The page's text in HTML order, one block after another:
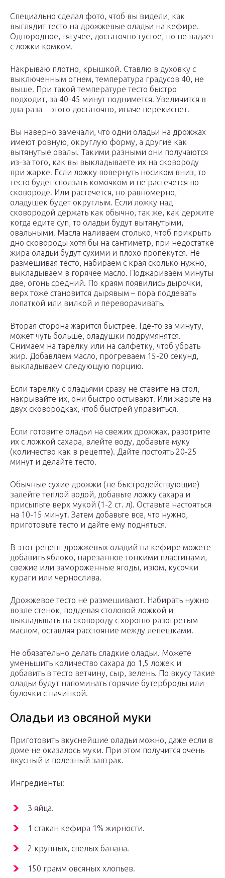
Специально сделал фото, чтоб вы видели, как
выглядит тесто на дрожжевые оладьи на кефире.
Однородное, тягучее, достаточно густое, но не падает
с ложки комком.
Накрываю плотно, крышкой. Ставлю в духовку с
выключенным огнем, температура градусов 40, не
выше. При такой температуре тесто быстро
подходит, за 40-45 минут поднимется. Увеличится в
два раза – этого достаточно, иначе перекиснет.
Вы наверно замечали, что одни оладьи на дрожжах
имеют ровную, округлую форму, а другие как
вытянутые овалы. Такими разными они получаются
из-за того, как вы выкладываете их на сковороду
при жарке. Если ложку повернуть носиком вниз, то
тесто будет сползать комочком и не растечется по
сковороде. Или растечется, но равномерно,
оладушек будет округлым. Если ложку над
сковородой держать как обычно, так же, как держите
когда едите суп, то оладьи будут вытянутыми,
овальными. Масла наливаем столько, чтоб прикрыть
дно сковороды хотя бы на сантиметр, при недостатке
жира оладьи будут сухими и плохо пропекутся. Не
размешивая тесто, набираем с края сколько нужно,
выкладываем в горячее масло. Поджариваем минуты
две, огонь средний. По краям появились дырочки,
верх тоже становится дырявым – пора поддевать
лопаткой или вилкой и переворачивать.
Вторая сторона жарится быстрее. Где-то за минуту,
может чуть больше, оладушки подрумянятся.
Снимаем на тарелку или на салфетку, чтоб убрать
жир. Добавляем масло, прогреваем 15-20 секунд,
выкладываем следующую порцию.
Если тарелку с оладьями сразу не ставите на стол,
накрывайте их, они быстро остывают. Или жарьте на
двух сковородках, чтоб быстрей управиться.
Если готовите оладьи на свежих дрожжах, разотрите
их с ложкой сахара, влейте воду, добавьте муку
(количество как в рецепте). Дайте постоять 20-25
минут и делайте тесто.
Обычные сухие дрожжи (не быстродействующие)
залейте теплой водой, добавьте ложку сахара и
присыпьте верх мукой (1-2 ст. л). Оставьте настояться
на 10-15 минут. Затем добавьте все, что нужно,
приготовьте тесто и дайте ему подняться.
В этот рецепт дрожжевых оладий на кефире можете
добавить яблоко, нарезанное тонкими пластинами,
свежие или замороженные ягоды, изюм, кусочки
кураги или чернослива.
Дрожжевое тесто не размешивают. Набирать нужно
возле стенок, поддевая столовой ложкой и
выкладывать на сковороду с хорошо разогретым
маслом, оставляя расстояние между лепешками.
Не обязательно делать сладкие оладьи. Можете
уменьшить количество сахара до 1,5 ложек и
добавить в тесто ветчину, сыр, зелень. По вкусу такие
оладьи будут напоминать горячие бутерброды или
булочки с начинкой.
Оладьи из овсяной муки
Приготовить вкуснейшие оладьи можно, даже если в
доме не оказалось муки. При этом получится очень
вкусный и полезный завтрак.
Ингредиенты:
3 яйца.
1 стакан кефира 1% жирности.
2 крупных, спелых банана.
150 грамм овсяных хлопьев.